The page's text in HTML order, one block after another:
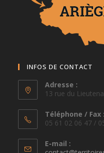
INFOS DE CONTACT
Adresse :
13 rue du
Téléphone / Fax :
05 61 02 06 47 /
E-mail :